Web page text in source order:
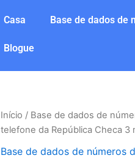
Casa Base de dados de
Blogue
Início / Base de dados de
telefone da República Checa 3
Base de dados de números
Quantidade
de
de